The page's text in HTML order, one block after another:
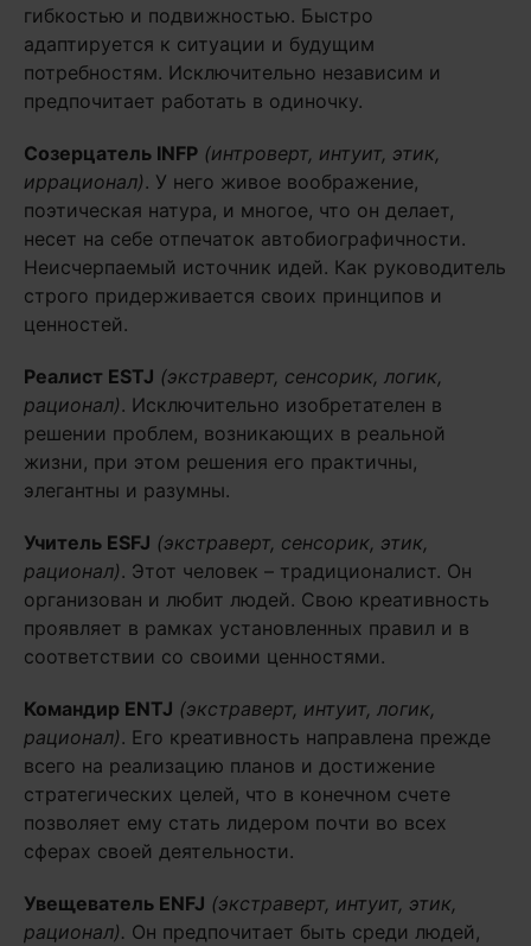
гибкостью и подвижностью. Быстро
адаптируется к ситуации и будущим
потребностям. Исключительно независим и
предпочитает работать в одиночку.
Созерцатель INFP (интроверт, интуит, этик,
иррационал). У него живое воображение,
поэтическая натура, и многое, что он делает,
несет на себе отпечаток автобиографичности.
Неисчерпаемый источник идей. Как руководитель
строго придерживается своих принципов и
ценностей.
Реалист ESTJ (экстраверт, сенсорик, логик,
рационал). Исключительно изобретателен в
решении проблем, возникающих в реальной
жизни, при этом решения его практичны,
элегантны и разумны.
Учитель ESFJ (экстраверт, сенсорик, этик,
рационал). Этот человек – традиционалист. Он
организован и любит людей. Свою креативность
проявляет в рамках установленных правил и в
соответствии со своими ценностями.
Командир ENTJ (экстраверт, интуит, логик,
рационал). Его креативность направлена прежде
всего на реализацию планов и достижение
стратегических целей, что в конечном счете
позволяет ему стать лидером почти во всех
сферах своей деятельности.
Увещеватель ENFJ (экстраверт, интуит, этик,
рационал). Он предпочитает быть среди людей,